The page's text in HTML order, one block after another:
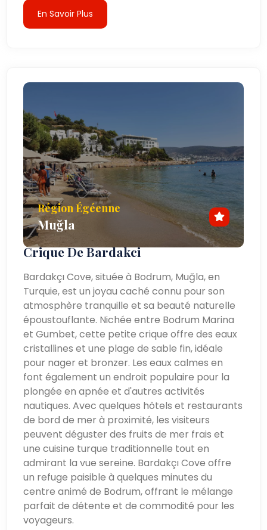
En Savoir Plus
Région Égéenne
Muğla
Crique De Bardakci
Bardakçı Cove, située à Bodrum, Muğla, en
Turquie, est un joyau caché connu pour son
atmosphère tranquille et sa beauté naturelle
époustouflante. Nichée entre Bodrum Marina
et Gumbet, cette petite crique offre des eaux
cristallines et une plage de sable fin, idéale
pour nager et bronzer. Les eaux calmes en
font également un endroit populaire pour la
plongée en apnée et d'autres activités
nautiques. Avec quelques hôtels et restaurants
de bord de mer à proximité, les visiteurs
peuvent déguster des fruits de mer frais et
une cuisine turque traditionnelle tout en
admirant la vue sereine. Bardakçı Cove offre
un refuge paisible à quelques minutes du
centre animé de Bodrum, offrant le mélange
parfait de détente et de commodité pour les
voyageurs.